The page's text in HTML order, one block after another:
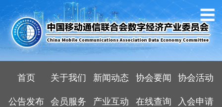
首页 关于我们 新闻动态 协会要闻 协会活动
公告发布 会员服务 产业互动 在线查询 入会申请